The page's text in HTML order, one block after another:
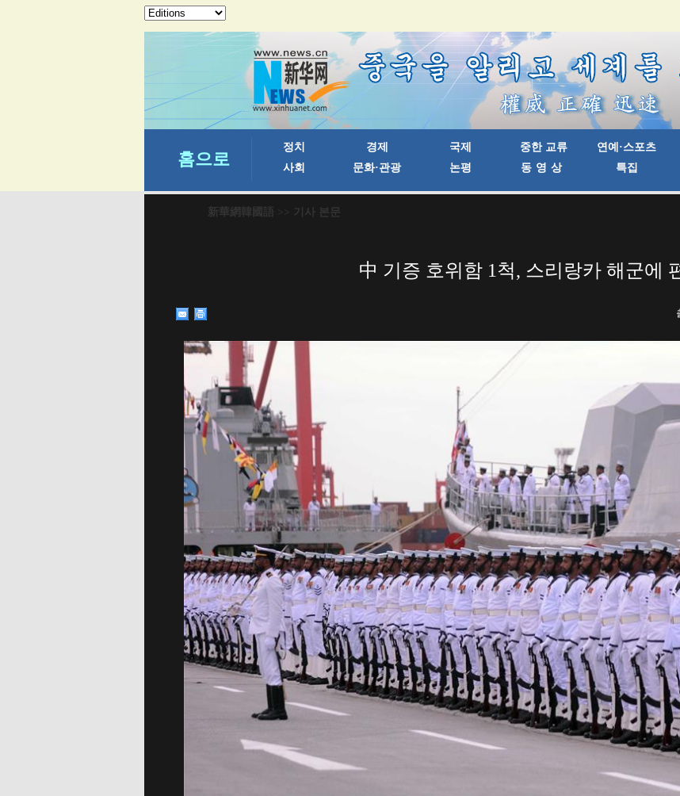
新華網韓國語 >> 기사 본문
中 기증 호위함 1척, 스리랑카 해군에